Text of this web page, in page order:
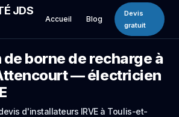
JDS
Accueil Blog
Devis
gratuit
borne de recharge à
— électricien
d'installateurs IRVE à Toulis-et-